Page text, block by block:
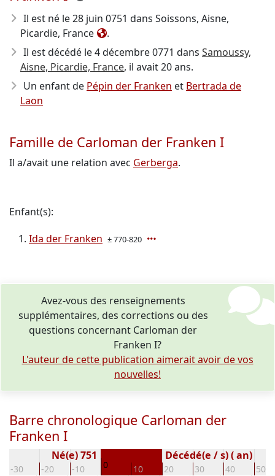
Il est né le 28 juin 0751 dans Soissons, Aisne,
Picardie, France
.
Il est décédé le 4 décembre 0771 dans Samoussy,
Aisne, Picardie, France, il avait 20 ans.
Un enfant de Pépin der Franken et Bertrada de
Laon
Famille de Carloman der Franken I
Il a/avait une relation avec Gerberga.
Enfant(s):
Ida der Franken ± 770-820
Avez-vous des renseignements
supplémentaires, des corrections ou des
questions concernant Carloman der
Franken I?
L'auteur de cette publication aimerait avoir de vos
nouvelles!
Barre chronologique Carloman der
Franken I
-30 -20 -10 0 10 20 30 40 50
Né(e) 751 Décédé(e / s) ( an)